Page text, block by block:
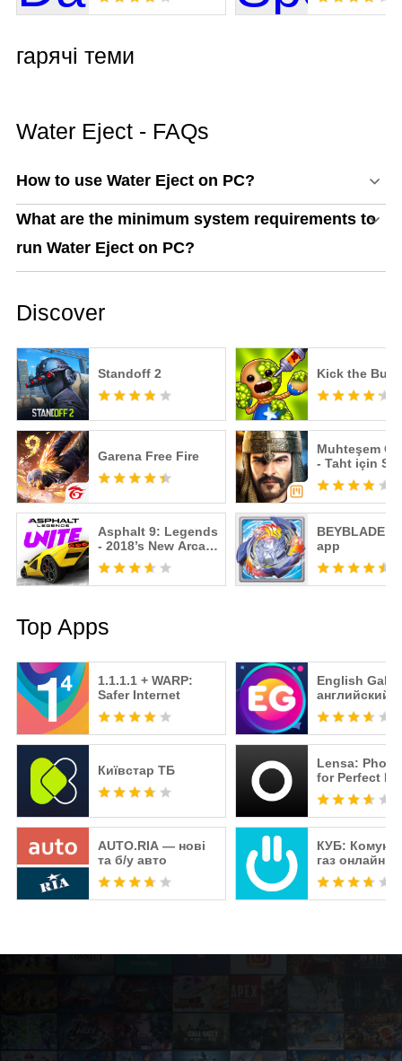
гарячі теми
Water Eject - FAQs
How to use Water Eject on PC?
What are the minimum system requirements to
run Water Eject on PC?
Discover
Standoff 2 Kick the
Garena Free Fire
Muhteşem
- Taht için
Savaşı
Asphalt 9: Legends
- 2018’s New Arcade
Racing Game
BEYBLADE
app
Top Apps
1.1.1.1 + WARP:
Safer Internet
Київстар TБ
AUTO.RIA — нові
та б/у авто
English
английский
бесплатно
Lensa:
for Perfect
КУБ:
газ онлайн